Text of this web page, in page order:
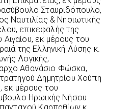
Σταυριδόπουλο,
Ναυτιλίας & Νησιωτικής
επικεφαλής της
εκ μέρους του
της Ελληνική Λύσης κ.
Λογικής,
Αθανάσιο Φώσκα,
Δημητρίου Χούπη
εκ μέρους του
Ηρωικής Νήσου